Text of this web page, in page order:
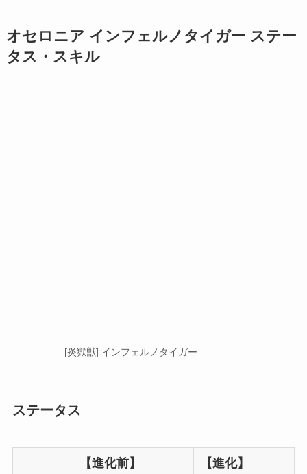
オセロニア インフェルノタイガー ステー
タス・スキル
[炎獄獣] インフェルノタイガー
ステータス
【進化前】
【進化】